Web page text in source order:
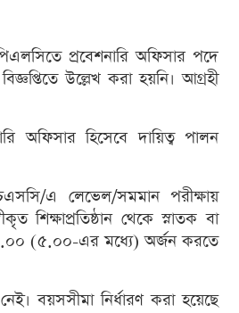
প্রবেশনারি অফিসার পদে
উল্লেখ করা হয়নি। আগ্রহী
অফিসার হিসেবে দায়িত্ব পালন
এ লেভেল/সমমান পরীক্ষায়
থেকে স্নাতক বা
(৫.০০-এর মধ্যে) অর্জন করতে
বয়সসীমা নির্ধারণ করা হয়েছে